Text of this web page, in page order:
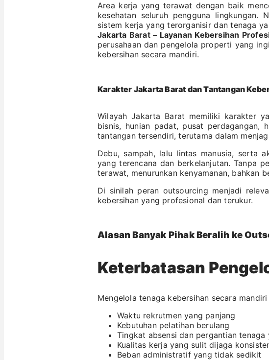
Area kerja yang terawat dengan baik
kesehatan seluruh pengguna lingkungan.
sistem kerja yang terorganisir dan tenaga
Jakarta Barat – Layanan Kebersihan
perusahaan dan pengelola properti yang
kebersihan secara mandiri.
Karakter Jakarta Barat dan Tantangan
Wilayah Jakarta Barat memiliki karakter
bisnis, hunian padat, pusat perdagangan,
tantangan tersendiri, terutama dalam
Debu, sampah, lalu lintas manusia, serta
yang terencana dan berkelanjutan. Tanpa
terawat, menurunkan kenyamanan, bahkan
Di sinilah peran outsourcing menjadi
kebersihan yang profesional dan terukur.
Alasan Banyak Pihak Beralih ke
Keterbatasan
Mengelola tenaga kebersihan secara
Waktu rekrutmen yang panjang
Kebutuhan pelatihan berulang
Tingkat absensi dan pergantian tenaga
Kualitas kerja yang sulit dijaga
Beban administratif yang tidak sedikit